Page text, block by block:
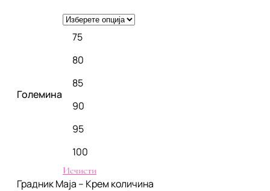
Големина
75
80
85
90
95
100
Исчисти
Градник Maja – Крем количина